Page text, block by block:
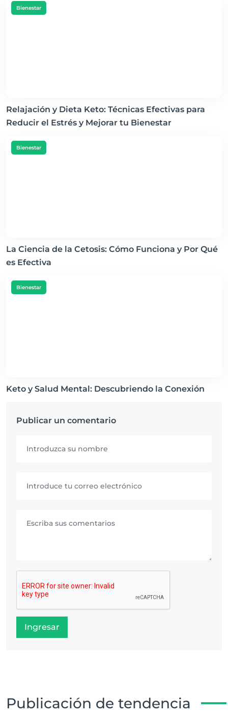
Bienestar
Relajación y Dieta Keto: Técnicas Efectivas para
Reducir el Estrés y Mejorar tu Bienestar
Bienestar
La Ciencia de la Cetosis: Cómo Funciona y Por Qué
es Efectiva
Bienestar
Keto y Salud Mental: Descubriendo la Conexión
Publicar un comentario
Ingresar
Publicación de tendencia